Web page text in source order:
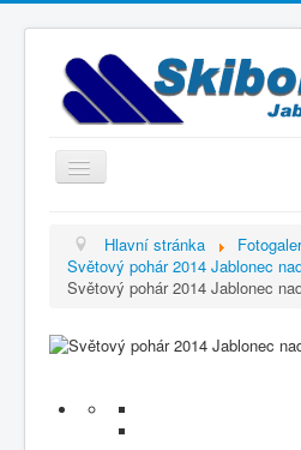
Přepnout
navigaci
Historie
Závodníci
Termínový kalendář
Hlavní stránka
Světový pohár 2014 Jablonec
Světový pohár 2014 Jablonec